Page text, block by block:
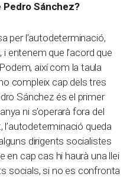
Sánchez?
per l’autodeterminació,
i entenem que l’acord que
així com la taula
compleix cap dels tres
Sánchez és el primer
ni s’operarà fora del
queda
dirigents socialistes
en cap cas hi haurà una llei
socials, si no es confronta